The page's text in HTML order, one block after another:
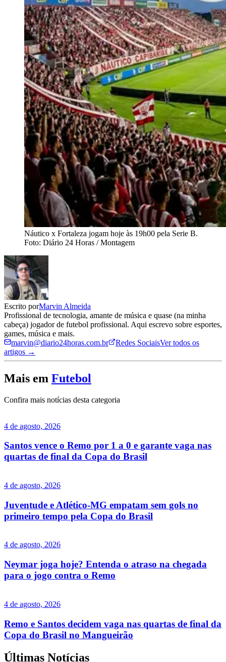
Náutico x Fortaleza jogam hoje às 19h00 pela Serie B.
Foto: Diário 24 Horas / Montagem
Escrito porMarvin Almeida
Profissional de tecnologia, amante de música e quase (na minha
cabeça) jogador de futebol profissional. Aqui escrevo sobre esportes,
games, música e mais.
marvin@diario24horas.com.br
Redes SociaisVer todos os
artigos →
Mais em Futebol
Confira mais notícias desta categoria
4 de agosto, 2026
Santos vence o Remo por 1 a 0 e garante vaga nas
quartas de final da Copa do Brasil
4 de agosto, 2026
Juventude e Atlético-MG empatam sem gols no
primeiro tempo pela Copa do Brasil
4 de agosto, 2026
Neymar joga hoje? Entenda o atraso na chegada
para o jogo contra o Remo
4 de agosto, 2026
Remo e Santos decidem vaga nas quartas de final da
Copa do Brasil no Mangueirão
Últimas Notícias